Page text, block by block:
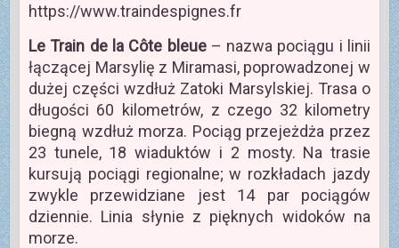
https://www.traindespignes.fr
Le Train de la Côte bleue– nazwa pociągu i linii
łączącej Marsylię z Miramasi, poprowadzonej w
dużej części wzdłuż Zatoki Marsylskiej. Trasa o
długości 60 kilometrów, z czego 32 kilometry
biegną wzdłuż morza. Pociąg przejeżdża przez
23 tunele, 18 wiaduktów i 2 mosty. Na trasie
kursują pociągi regionalne; w rozkładach jazdy
zwykle przewidziane jest 14 par pociągów
dziennie. Linia słynie z pięknych widoków na
morze.